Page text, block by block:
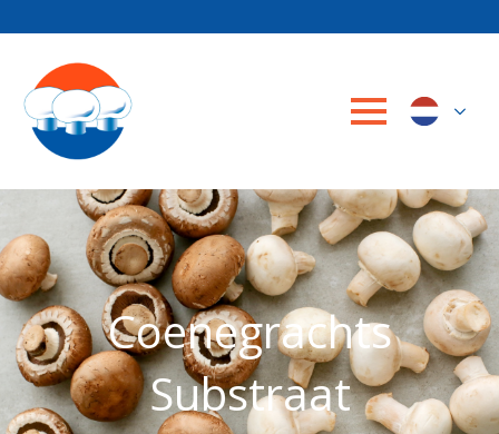
Coenegrachts
Substraat